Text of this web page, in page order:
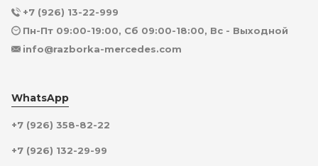
+7 (926) 13-22-999
Пн-Пт 09:00-19:00, Сб 09:00-18:00, Вс - Выходной
info@razborka-mercedes.com
WhatsApp
+7 (926) 358-82-22
+7 (926) 132-29-99